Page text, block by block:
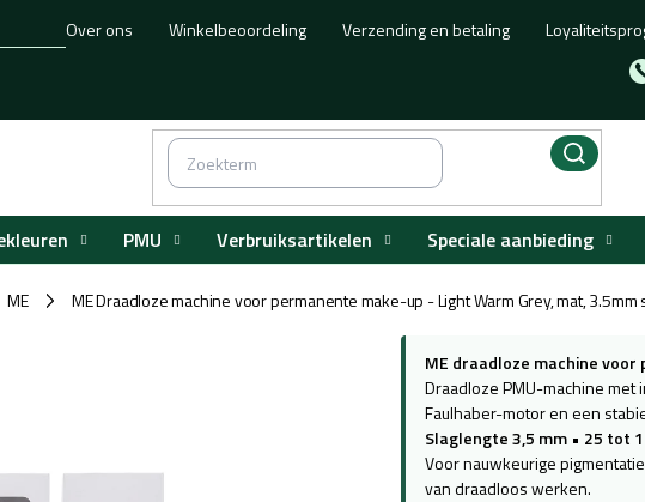
Over ons Winkelbeoordeling Verzending en betaling
PMU Verbruiksartikelen Speciale aanbieding
ME / ME Draadloze machine voor permanente make-up - Light Warm Grey, mat, 3.5mm
ME draadloze machine
Draadloze PMU-machine
Faulhaber-motor en een
Slaglengte 3,5 mm • 25 tot
Voor nauwkeurige
van draadloos werken.